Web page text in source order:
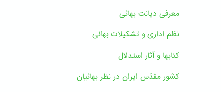
معرفی دیانت بهائی
نظم اداری و تشکیلات بهائی
کتابها و آثار استدلال
کشور مقدّس ایران در نظر بهائیان